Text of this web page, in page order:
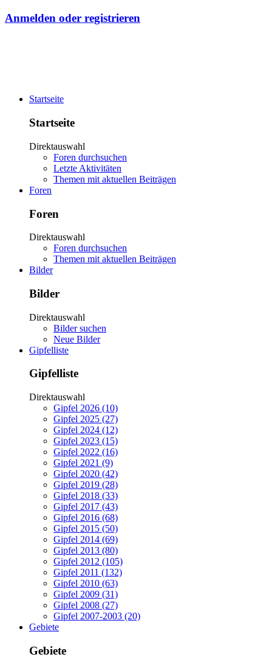
Anmelden oder registrieren
Startseite
Startseite
Direktauswahl
Foren durchsuchen
Letzte Aktivitäten
Themen mit aktuellen Beiträgen
Foren
Foren
Direktauswahl
Foren durchsuchen
Themen mit aktuellen Beiträgen
Bilder
Bilder
Direktauswahl
Bilder suchen
Neue Bilder
Gipfelliste
Gipfelliste
Direktauswahl
Gipfel 2026 (10)
Gipfel 2025 (27)
Gipfel 2024 (12)
Gipfel 2023 (15)
Gipfel 2022 (16)
Gipfel 2021 (9)
Gipfel 2020 (42)
Gipfel 2019 (28)
Gipfel 2018 (33)
Gipfel 2017 (43)
Gipfel 2016 (68)
Gipfel 2015 (50)
Gipfel 2014 (69)
Gipfel 2013 (80)
Gipfel 2012 (105)
Gipfel 2011 (132)
Gipfel 2010 (63)
Gipfel 2009 (31)
Gipfel 2008 (27)
Gipfel 2007-2003 (20)
Gebiete
Gebiete